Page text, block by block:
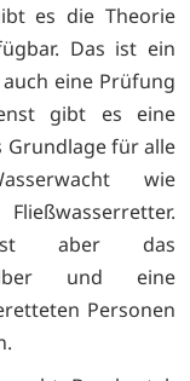
es die Theorie
Das ist ein
eine Prüfung
gibt es eine
Grundlage für alle
wie
ist aber das
Silber und eine
Personen